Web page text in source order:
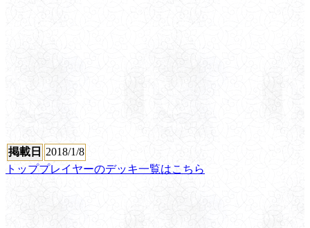
掲載日
2018/1/8
トッププレイヤーのデッキ一覧はこちら